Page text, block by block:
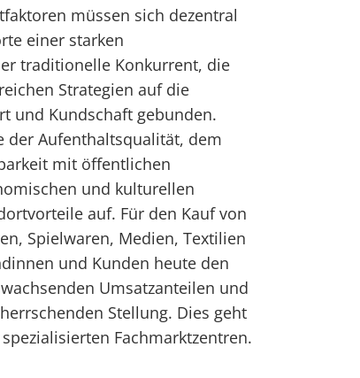
müssen sich dezentral
einer starken
traditionelle Konkurrent, die
Strategien auf die
und Kundschaft gebunden.
der Aufenthaltsqualität, dem
mit öffentlichen
und kulturellen
auf. Für den Kauf von
Spielwaren, Medien, Textilien
und Kunden heute den
Umsatzanteilen und
Stellung. Dies geht
Fachmarktzentren.